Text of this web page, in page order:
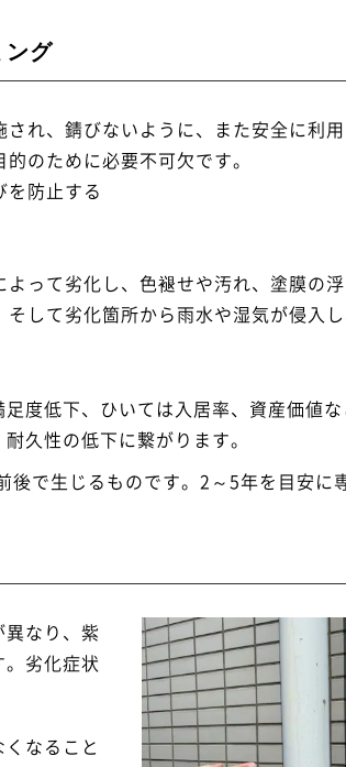
ング
れ、錆びないように、また安全に利
のために必要不可欠です。
を防止する
って劣化し、色褪せや汚れ、塗膜の
して劣化箇所から雨水や湿気が侵入
度低下、ひいては入居率、資産価値
久性の低下に繋がります。
で生じるものです。2～5年を目安に
異なり、紫
。劣化症状
なること